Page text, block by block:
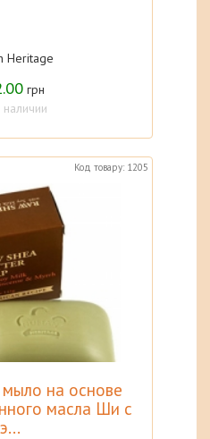
Heritage
грн
наличии
Код товару: 1205
на основе
масла Ши с
э...